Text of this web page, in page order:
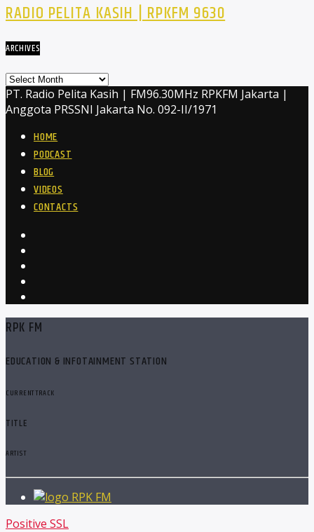
RADIO PELITA KASIH | RPKFM 9630
ARCHIVES
Archives
PT. Radio Pelita Kasih | FM96.30MHz RPKFM Jakarta |
Anggota PRSSNI Jakarta No. 092-II/1971
HOME
PODCAST
BLOG
VIDEOS
CONTACTS
RPK FM
EDUCATION & INFOTAINMENT STATION
CURRENT TRACK
TITLE
ARTIST
RPK FM
Positive SSL